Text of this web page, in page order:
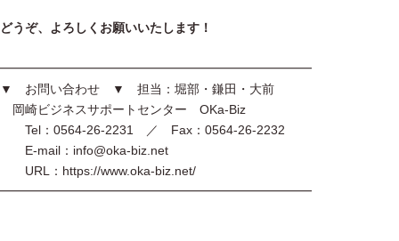
どうぞ、よろしくお願いいたします！
━━━━━━━━━━━━━━━━━━━━━━━━━
▼ お問い合わせ ▼ 担当：堀部・鎌田・大前
岡崎ビジネスサポートセンター OKa-Biz
Tel：0564-26-2231 ／ Fax：0564-26-2232
E-mail：info@oka-biz.net
URL：https://www.oka-biz.net/
━━━━━━━━━━━━━━━━━━━━━━━━━